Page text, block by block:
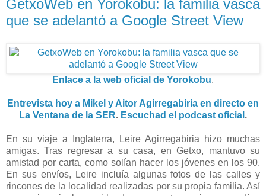
GetxoWeb en Yorokobu: la familia vasca
que se adelantó a Google Street View
Enlace a la web oficial de Yorokobu.
Entrevista hoy a Mikel y Aitor Agirregabiria en directo en
La Ventana de la SER. Escuchad el podcast oficial .
En su viaje a Inglaterra, Leire Agirregabiria hizo muchas
amigas. Tras regresar a su casa, en Getxo, mantuvo su
amistad por carta, como solían hacer los jóvenes en los 90.
En sus envíos, Leire incluía algunas fotos de las calles y
rincones de la localidad realizadas por su propia familia. Así